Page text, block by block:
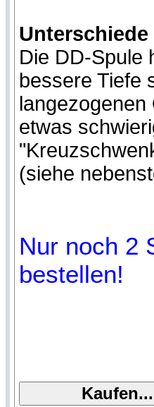
Die DD-Spule
bessere Tiefe
etwas
(siehe
Nur noch 2
bestellen!